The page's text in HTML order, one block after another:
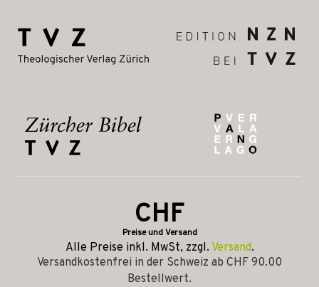
CHF
Preise und Versand
Alle Preise inkl. MwSt, zzgl. Versand.
Versandkostenfrei in der Schweiz ab CHF 90.00
Bestellwert.